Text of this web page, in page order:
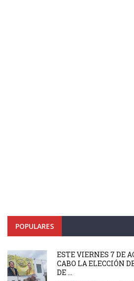
POPULARES
ESTE VIERNES 7 DE
CABO LA ELECCIÓN
DE ...